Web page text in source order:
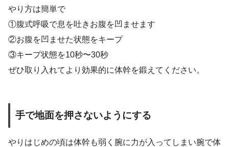
やり方は簡単で
①腹式呼吸で息を吐きお腹を凹ませます
②お腹を凹ませた状態をキープ
③キープ状態を10秒〜30秒
ぜひ取り入れてより効果的に体幹を鍛えてください。
手で地面を押さないようにする
やりはじめの頃は体幹も弱く腕に力が入ってしまい腕で体